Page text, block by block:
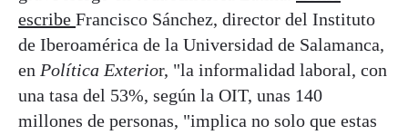
escribe Francisco Sánchez, director del Instituto
de Iberoamérica de la Universidad de Salamanca,
en Política Exterior, "la informalidad laboral, con
una tasa del 53%, según la OIT, unas 140
millones de personas, "implica no solo que estas